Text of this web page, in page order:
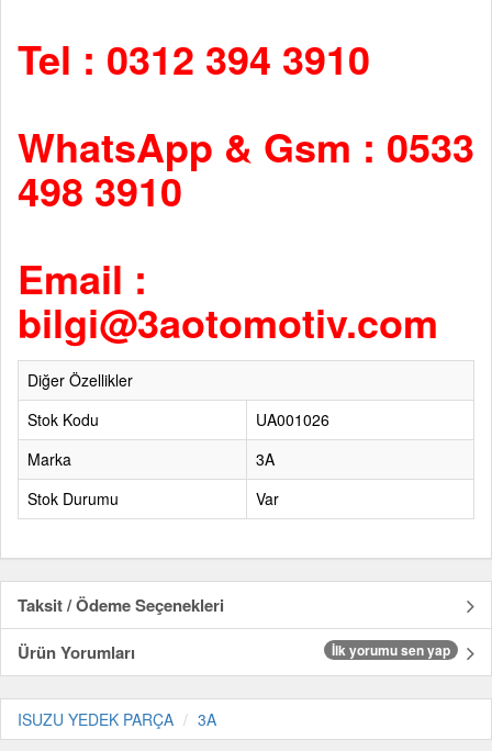
Tel : 0312 394 3910
WhatsApp & Gsm : 0533
498 3910
Email :
bilgi@3aotomotiv.com
Diğer Özellikler
Stok Kodu
UA001026
Marka
3A
Stok Durumu
Var
Taksit / Ödeme Seçenekleri
Ürün Yorumları
İlk yorumu sen yap
ISUZU YEDEK PARÇA 3A